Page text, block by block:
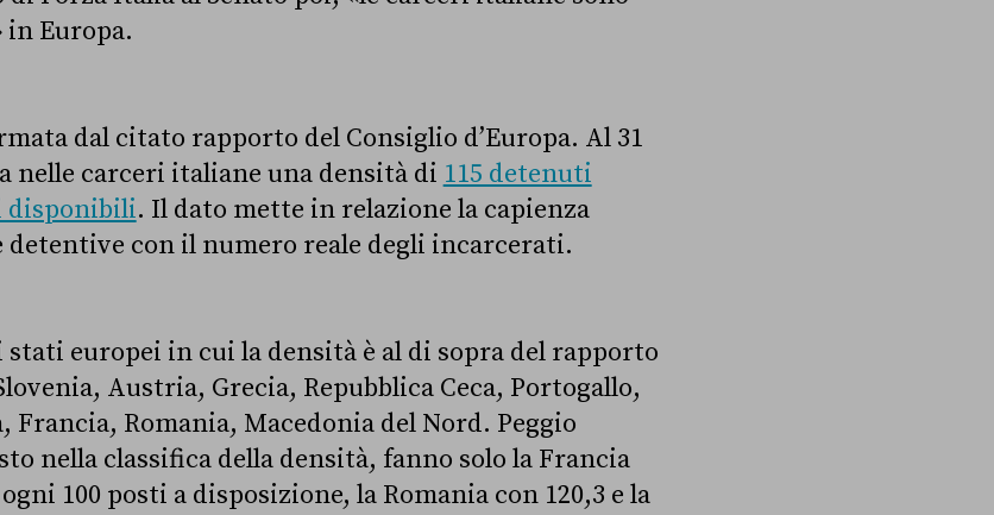
in Europa.
dal citato rapporto del Consiglio d’Europa. Al 31
nelle carceri italiane una densità di 115 detenuti
disponibili. Il dato mette in relazione la capienza
con il numero reale degli incarcerati.
europei in cui la densità è al di sopra del rapporto
Austria, Grecia, Repubblica Ceca, Portogallo,
Francia, Romania, Macedonia del Nord. Peggio
nella classifica della densità, fanno solo la Francia
100 posti a disposizione, la Romania con 120,3 e la